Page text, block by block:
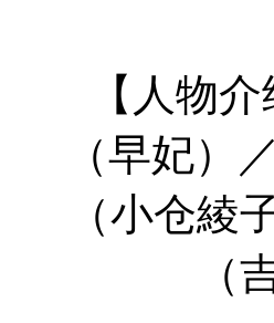
【人物
（早妃）
（小仓綾
（